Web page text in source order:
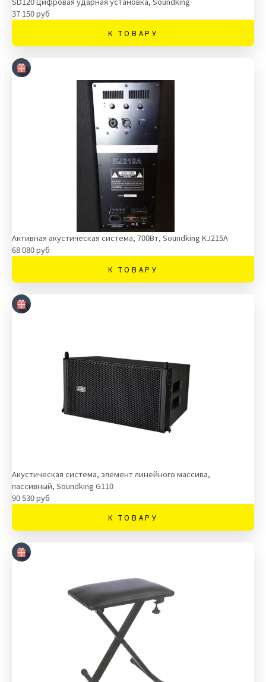
37 150 руб
К ТОВАРУ
Активная акустическая система, 700Вт, Soundking KJ215A
68 080 руб
К ТОВАРУ
Акустическая система, элемент линейного массива,
пассивный, Soundking G110
90 530 руб
К ТОВАРУ